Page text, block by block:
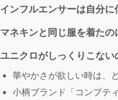
インフルエンサーは自分
マネキンと同じ服を着たの
ユニクロがしっくりこな
華やかさが欲しい時は、
小柄ブランド「コンプテ